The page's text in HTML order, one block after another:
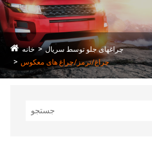
خانه
چراغهای جلو توسط سریال
چراغ/ترمز/چراغ های معکوس